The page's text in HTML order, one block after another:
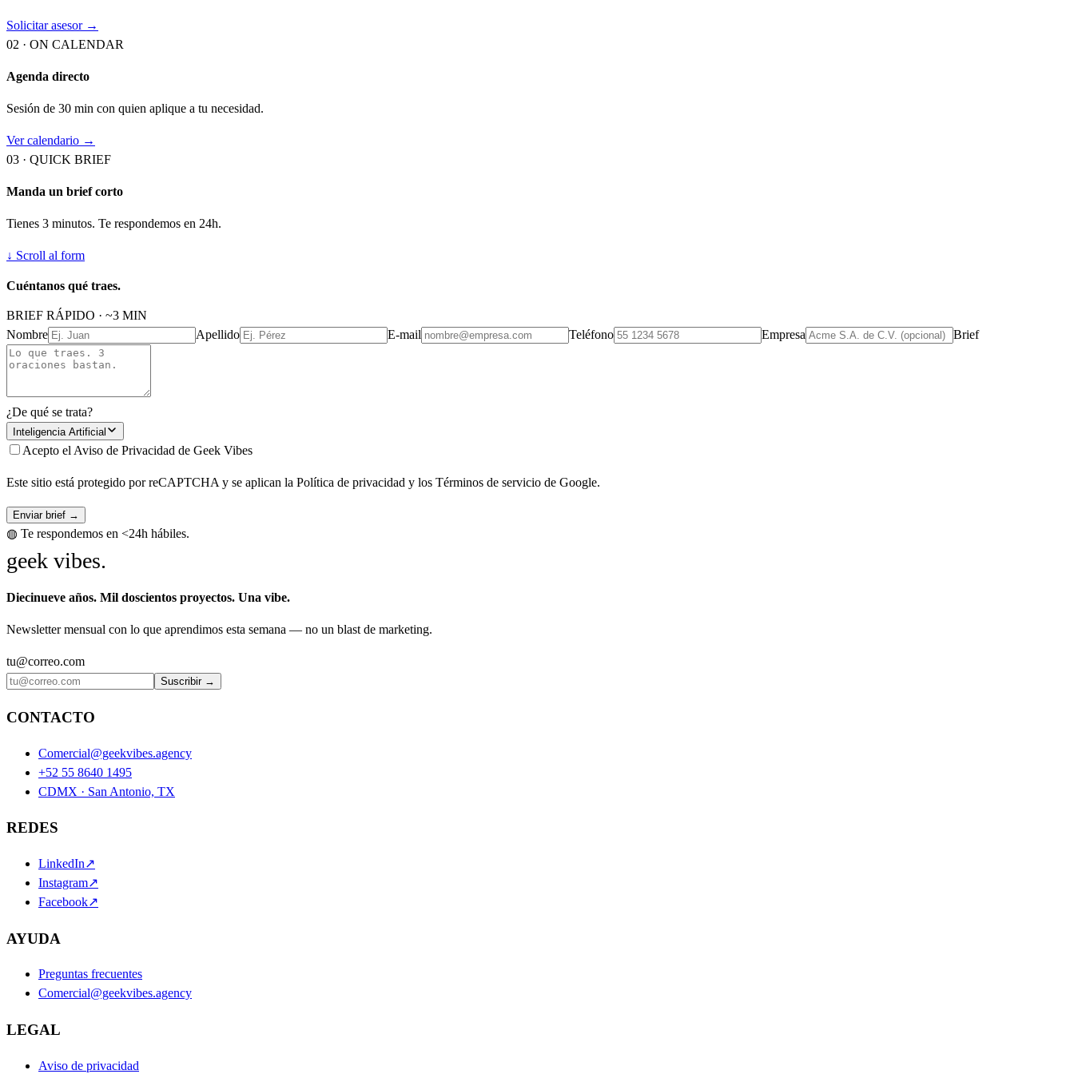
Solicitar asesor →
02 · ON CALENDAR
Agenda directo
Sesión de 30 min con quien aplique a tu necesidad.
Ver calendario →
03 · QUICK BRIEF
Manda un brief corto
Tienes 3 minutos. Te respondemos en 24h.
↓ Scroll al form
Cuéntanos qué traes.
BRIEF RÁPIDO · ~3 MIN
Nombre
Apellido E-mail Teléfono Empresa Brief
¿De qué se trata?
Inteligencia Artificial
Acepto el Aviso de Privacidad de Geek Vibes
Este sitio está protegido por reCAPTCHA y se aplican la Política de privacidad y los Términos de servicio de Google.
Enviar brief →
◍ Te respondemos en <24h hábiles.
geek vibes.
Diecinueve años. Mil doscientos proyectos. Una vibe.
Newsletter mensual con lo que aprendimos esta semana — no un blast de marketing.
tu@correo.com
Suscribir →
CONTACTO
Comercial@geekvibes.agency
+52 55 8640 1495
CDMX · San Antonio, TX
REDES
LinkedIn↗
Instagram↗
Facebook↗
AYUDA
Preguntas frecuentes
Comercial@geekvibes.agency
LEGAL
Aviso de privacidad